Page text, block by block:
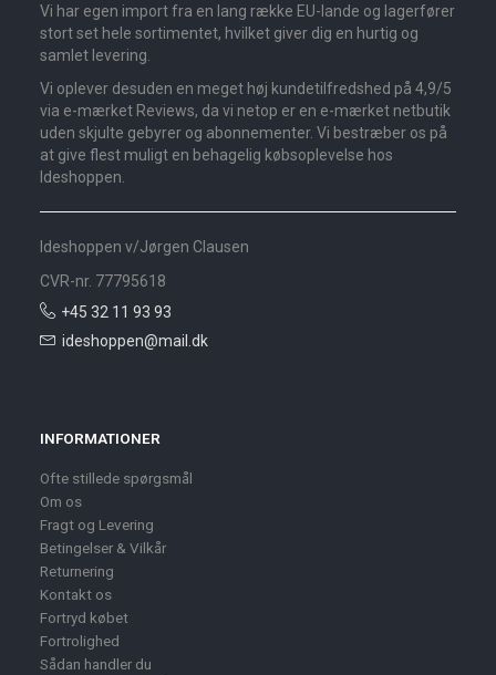
Vi har egen import fra en lang række EU-lande og lagerfører
stort set hele sortimentet, hvilket giver dig en hurtig og
samlet levering.
Vi oplever desuden en meget høj kundetilfredshed på 4,9/5
via e-mærket Reviews, da vi netop er en e-mærket netbutik
uden skjulte gebyrer og abonnementer. Vi bestræber os på
at give flest muligt en behagelig købsoplevelse hos
Ideshoppen.
Ideshoppen v/Jørgen Clausen
CVR-nr. 77795618
+45 32 11 93 93
ideshoppen@mail.dk
INFORMATIONER
Ofte stillede spørgsmål
Om os
Fragt og Levering
Betingelser & Vilkår
Returnering
Kontakt os
Fortryd købet
Fortrolighed
Sådan handler du